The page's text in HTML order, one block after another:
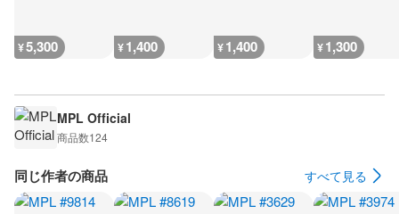
¥5,300 ¥1,400 ¥1,400 ¥1,300
MPL Official
商品数124
同じ作者の商品 すべて見る